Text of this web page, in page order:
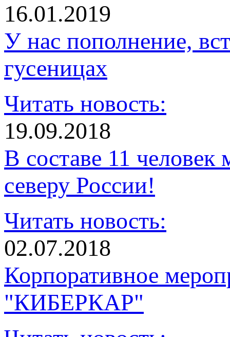
16.01.2019
У нас пополнение,
гусеницах
Читать новость:
19.09.2018
В составе 11
северу России!
Читать новость:
02.07.2018
Корпоративное
"КИБЕРКАР"